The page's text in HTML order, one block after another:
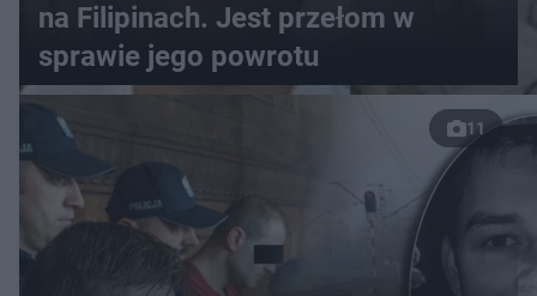
na Filipinach. Jest przełom w
sprawie jego powrotu
11